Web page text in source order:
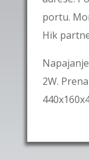
portu.
Hik
2W.